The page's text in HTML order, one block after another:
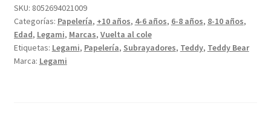
Teddy
Superpower
cantidad
SKU: 8052694021009
Categorías: Papelería, +10 años, 4-6 años, 6-8 años, 8-10 años,
Edad, Legami, Marcas, Vuelta al cole
Etiquetas: Legami, Papelería, Subrayadores, Teddy, Teddy Bear
Marca: Legami